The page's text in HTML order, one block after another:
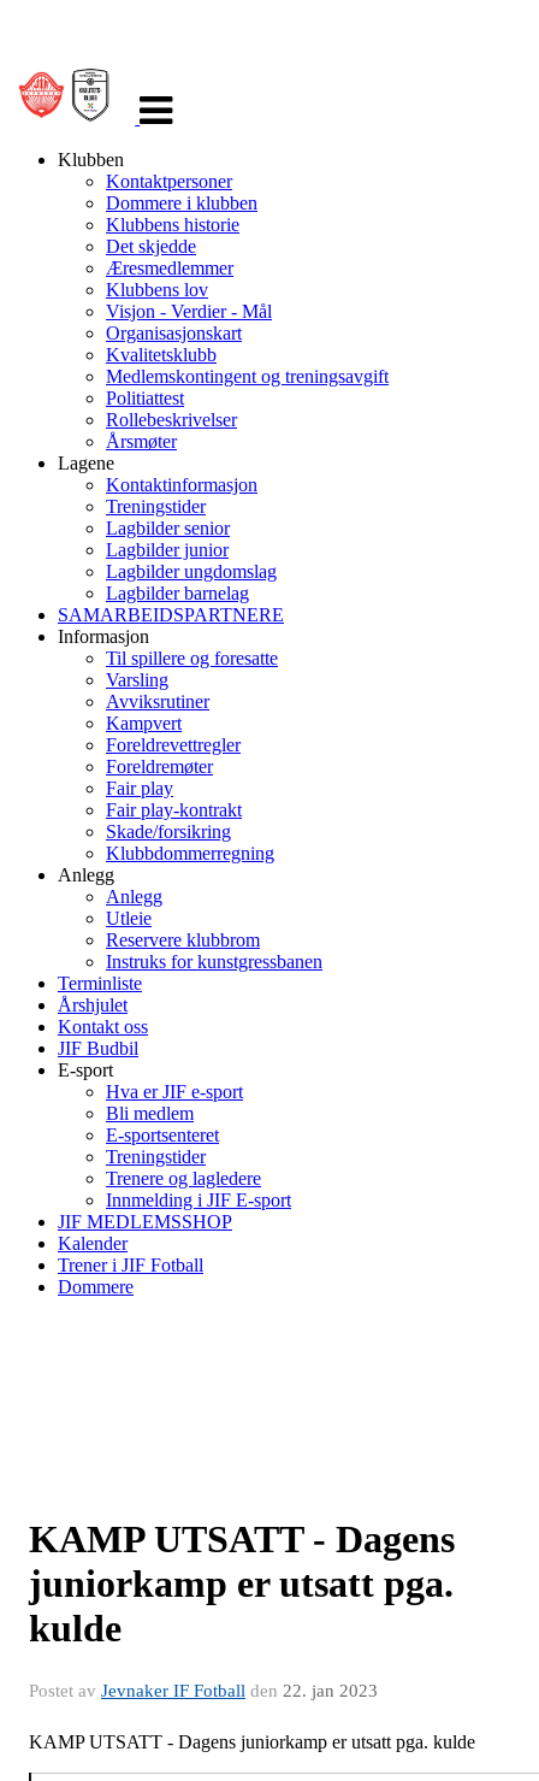
navigasjon
Klubben
Kontaktpersoner
Dommere i klubben
Klubbens historie
Det skjedde
Æresmedlemmer
Klubbens lov
Visjon - Verdier - Mål
Organisasjonskart
Kvalitetsklubb
Medlemskontingent og treningsavgift
Politiattest
Rollebeskrivelser
Årsmøter
Lagene
Kontaktinformasjon
Treningstider
Lagbilder senior
Lagbilder junior
Lagbilder ungdomslag
Lagbilder barnelag
SAMARBEIDSPARTNERE
Informasjon
Til spillere og foresatte
Varsling
Avviksrutiner
Kampvert
Foreldrevettregler
Foreldremøter
Fair play
Fair play-kontrakt
Skade/forsikring
Klubbdommerregning
Anlegg
Anlegg
Utleie
Reservere klubbrom
Instruks for kunstgressbanen
Terminliste
Årshjulet
Kontakt oss
JIF Budbil
E-sport
Hva er JIF e-sport
Bli medlem
E-sportsenteret
Treningstider
Trenere og lagledere
Innmelding i JIF E-sport
JIF MEDLEMSSHOP
Kalender
Trener i JIF Fotball
Dommere
KAMP UTSATT - Dagens
juniorkamp er utsatt pga.
kulde
Postet av Jevnaker IF Fotball den 22. jan 2023
KAMP UTSATT - Dagens juniorkamp er utsatt pga. kulde